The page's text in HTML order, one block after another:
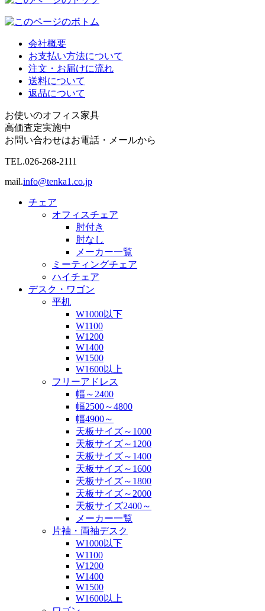
会社概要
お支払い方法について
注文・お届けに流れ
送料について
返品について
お使いのオフィス家具
高価査定実施中
お問い合わせはお電話・メールから
TEL.026-268-2111
mail.info@tenka1.co.jp
チェア
オフィスチェア
肘付き
肘なし
メーカー一覧
ミーティングチェア
ハイチェア
デスク・ワゴン
平机
W1000以下
W1100
W1200
W1400
W1500
W1600以上
フリーアドレス
幅～2400
幅2500～4800
幅4900～
天板サイズ～1000
天板サイズ～1200
天板サイズ～1400
天板サイズ～1600
天板サイズ～1800
天板サイズ～2000
天板サイズ2400～
メーカー一覧
片袖・両袖デスク
W1000以下
W1100
W1200
W1400
W1500
W1600以上